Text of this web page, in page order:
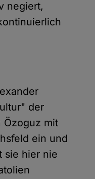
negiert,
der
Özoguz mit
ein und
sie hier nie